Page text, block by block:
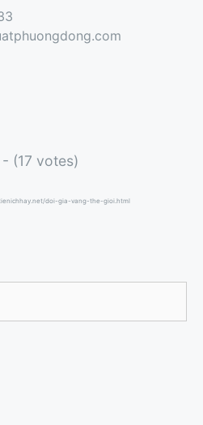
(17 votes)
doi-gia-vang-the-gioi.html